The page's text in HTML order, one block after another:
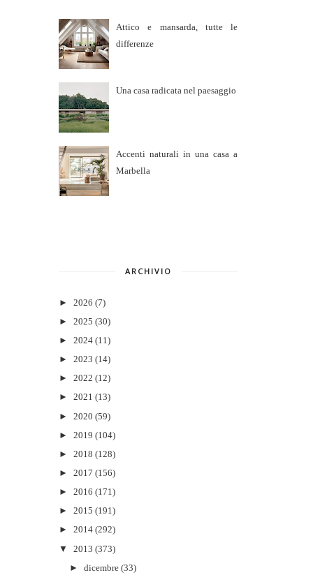
Attico e mansarda, tutte le
differenze
Una casa radicata nel paesaggio
Accenti naturali in una casa a
Marbella
ARCHIVIO
► 2026 (7)
► 2025 (30)
► 2024 (11)
► 2023 (14)
► 2022 (12)
► 2021 (13)
► 2020 (59)
► 2019 (104)
► 2018 (128)
► 2017 (156)
► 2016 (171)
► 2015 (191)
► 2014 (292)
▼
2013 (373)
►dicembre (33)